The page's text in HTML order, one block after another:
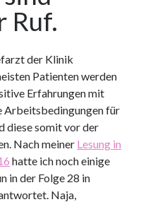
Ruf.
der Klinik
Patienten werden
Erfahrungen mit
Arbeitsbedingungen für
diese somit vor der
Nach meiner Lesung in
hatte ich noch einige
in der Folge 28 in
Naja,